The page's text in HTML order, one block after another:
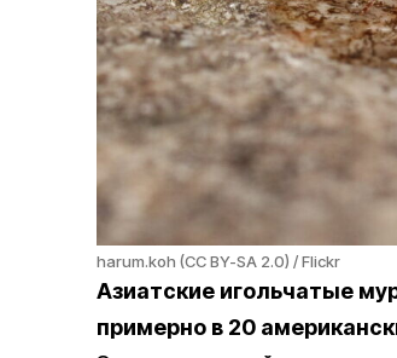
harum.koh (CC BY-SA 2.0) / Flickr
Азиатские игольчатые
примерно в 20